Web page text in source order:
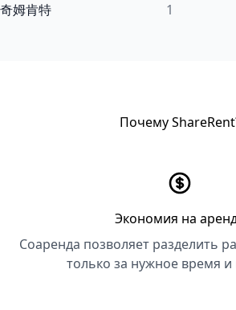
奇姆肯特
1
Почему
Экономия на
Соаренда позволяет разделить
только за нужное время